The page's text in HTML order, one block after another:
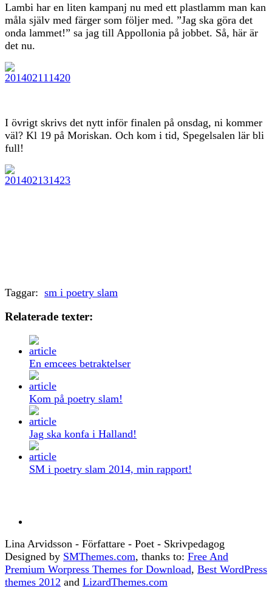
Lambi har en liten kampanj nu med ett plastlamm man kan
måla själv med färger som följer med. ”Jag ska göra det
onda lammet!” sa jag till Appollonia på jobbet. Så, här är
det nu.
I övrigt skrivs det nytt inför finalen på onsdag, ni kommer
väl? Kl 19 på Moriskan. Och kom i tid, Spegelsalen lär bli
full!
Taggar: sm i poetry slam
Relaterade texter:
En emcees betraktelser
Kom på poetry slam!
Jag ska konfa i Halland!
SM i poetry slam 2014, min rapport!
Lina Arvidsson - Författare - Poet - Skrivpedagog
Designed by SMThemes.com, thanks to: Free And
Premium Worpress Themes for Download, Best WordPress
themes 2012 and LizardThemes.com